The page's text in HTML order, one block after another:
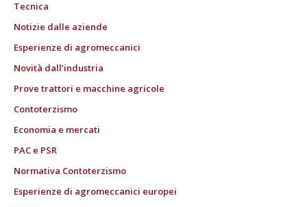
Tecnica
Notizie dalle aziende
Esperienze di agromeccanici
Novità dall’industria
Prove trattori e macchine agricole
Contoterzismo
Economia e mercati
PAC e PSR
Normativa Contoterzismo
Esperienze di agromeccanici europei